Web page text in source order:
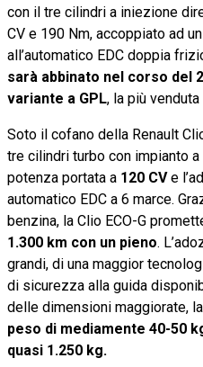
con il tre cilindri a iniezione
CV e 190 Nm, accoppiato ad
all’automatico EDC doppia
sarà abbinato nel corso del
variante a GPL, la più
Soto il cofano della Renault
tre cilindri turbo con impianto
potenza portata a 120 CVe
automatico EDC a 6 marce.
benzina, la Clio ECO-G
1.300 km con un pieno.
grandi, di una maggior
di sicurezza alla guida
delle dimensioni maggiorate,
peso di mediamente 40-50
quasi 1.250 kg.